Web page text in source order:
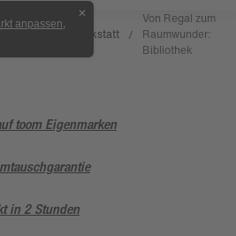
anpassen
✕
Kreativwerkstatt /
Von Regal zum
Raumwunder:
Bibliothek
toom Eigenmarken
in 2 Stunden